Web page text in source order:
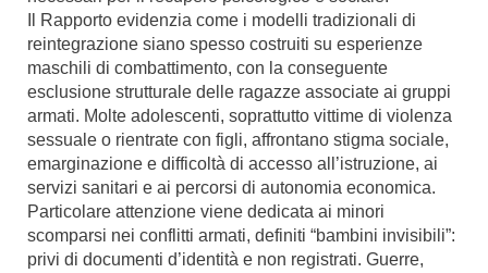
Il Rapporto evidenzia come i modelli tradizionali di
reintegrazione siano spesso costruiti su esperienze
maschili di combattimento, con la conseguente
esclusione strutturale delle ragazze associate ai gruppi
armati. Molte adolescenti, soprattutto vittime di violenza
sessuale o rientrate con figli, affrontano stigma sociale,
emarginazione e difficoltà di accesso all’istruzione, ai
servizi sanitari e ai percorsi di autonomia economica.
Particolare attenzione viene dedicata ai minori
scomparsi nei conflitti armati, definiti “bambini invisibili”:
privi di documenti d’identità e non registrati. Guerre,